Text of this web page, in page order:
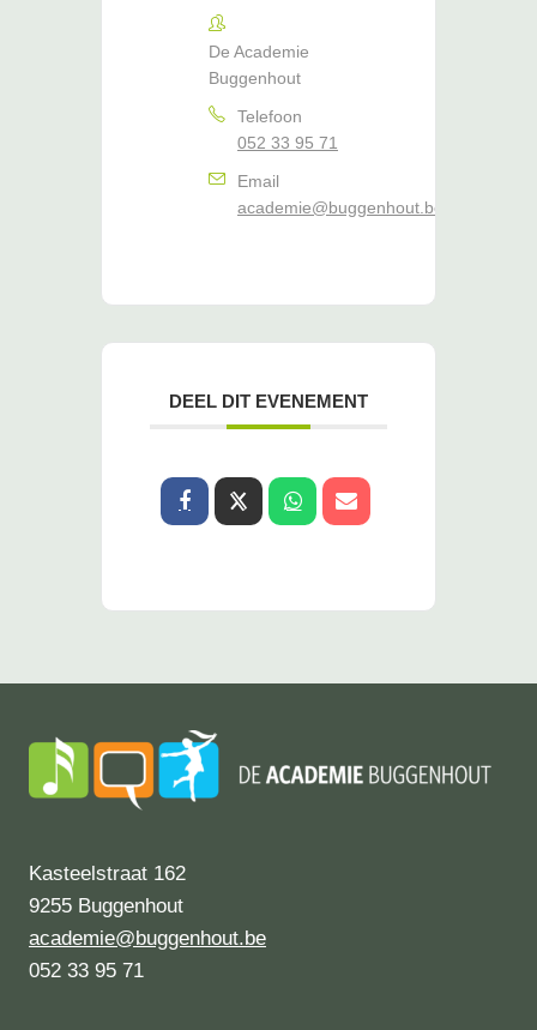
De Academie
Buggenhout
Telefoon
052 33 95 71
Email
academie@buggenhout.be
DEEL DIT EVENEMENT
Kasteelstraat 162
9255 Buggenhout
academie@buggenhout.be
052 33 95 71